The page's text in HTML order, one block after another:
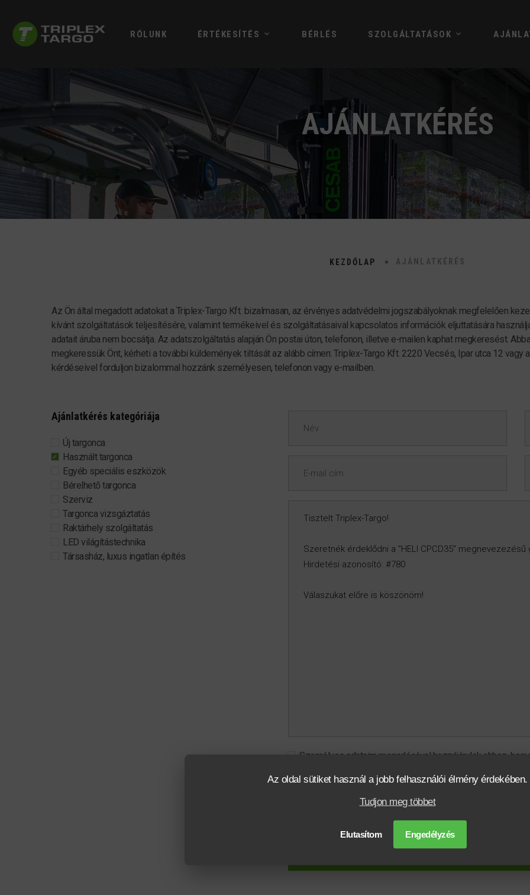
Az oldal sütiket használ a jobb felhasználói élmény érdekében.
Tudjon meg többet
Elutasítom Engedélyzés
RÓLUNK ÉRTÉKESÍTÉS BÉRLÉS SZOLGÁLTATÁSOK
AJÁNLATKÉRÉS
KEZDŐLAP AJÁNLATKÉRÉS
Az Ön által megadott adatokat a Triplex-Targo Kft. bizalmasan, az érvényes adatvédelmi jogszabályoknak megfelelően
kívánt szolgáltatások teljesítésére, valamint termékeivel és szolgáltatásaival kapcsolatos információk eljuttatására
adatait áruba nem bocsátja. Az adatszolgáltatás alapján Ön postai úton, telefonon, illetve e-mailen kaphat megkeresést.
megkeressük Önt, kérheti a további küldemények tiltását az alább címen: Triplex-Targo Kft. 2220 Vecsés, Ipar utca 12 vagy
kérdéseivel forduljon bizalommal hozzánk személyesen, telefonon vagy e-mailben.
Ajánlatkérés kategóriája
Új targonca
Használt targonca
Egyéb speciális eszközök
Bérelhető targonca
Szerviz
Targonca vizsgáztatás
Raktárhely szolgáltatás
LED világítástechnika
Társasház, luxus ingatlan építés
Személyes adataim megadásával hozzájárulok ahhoz,
kiértékeléshez felhasználja.
Elolvastam és elfogadom azAdatkezelési tájékoztatót